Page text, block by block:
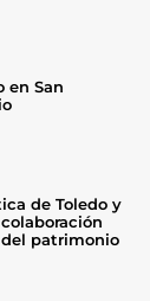
en San
de Toledo y
patrimonio